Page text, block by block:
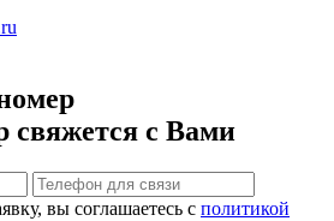
свяжется с Вами
вы соглашаетесь с политикой